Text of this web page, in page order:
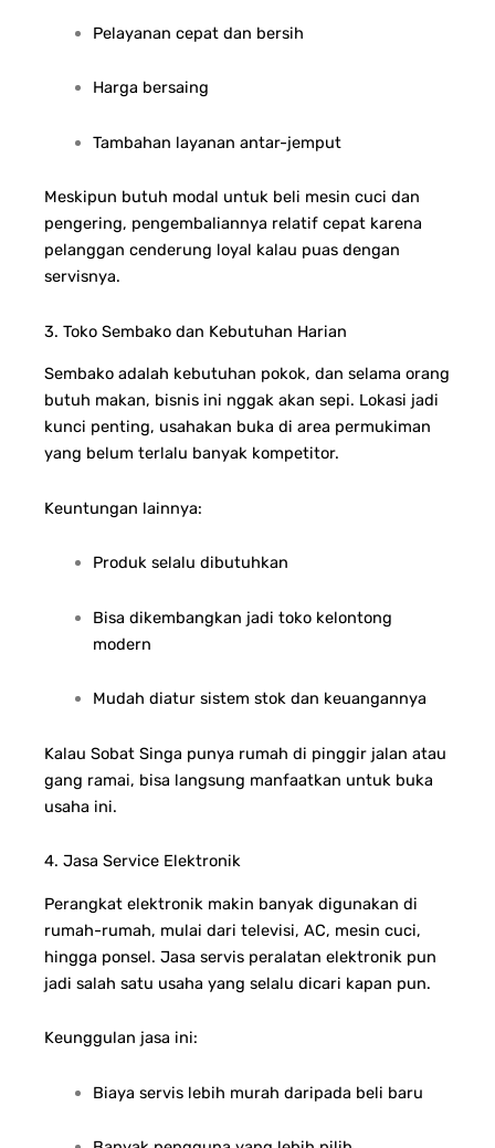
Pelayanan cepat dan bersih
Harga bersaing
Tambahan layanan antar-jemput
Meskipun butuh modal untuk beli mesin cuci dan
pengering, pengembaliannya relatif cepat karena
pelanggan cenderung loyal kalau puas dengan
servisnya.
3. Toko Sembako dan Kebutuhan Harian
Sembako adalah kebutuhan pokok, dan selama orang
butuh makan, bisnis ini nggak akan sepi. Lokasi jadi
kunci penting, usahakan buka di area permukiman
yang belum terlalu banyak kompetitor.
Keuntungan lainnya:
Produk selalu dibutuhkan
Bisa dikembangkan jadi toko kelontong
modern
Mudah diatur sistem stok dan keuangannya
Kalau Sobat Singa punya rumah di pinggir jalan atau
gang ramai, bisa langsung manfaatkan untuk buka
usaha ini.
4. Jasa Service Elektronik
Perangkat elektronik makin banyak digunakan di
rumah-rumah, mulai dari televisi, AC, mesin cuci,
hingga ponsel. Jasa servis peralatan elektronik pun
jadi salah satu usaha yang selalu dicari kapan pun.
Keunggulan jasa ini:
Biaya servis lebih murah daripada beli baru